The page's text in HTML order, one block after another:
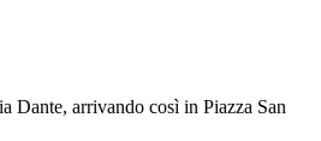
Dante, arrivando così in Piazza San